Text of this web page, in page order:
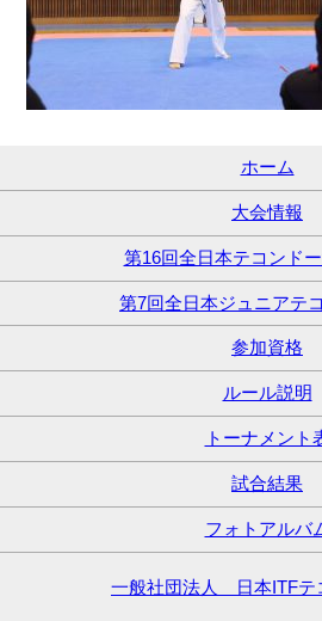
ホーム
大会情報
第16回全日本テコンド
第7回全日本ジュニアテ
参加資格
ルール説明
トーナメント
試合結果
フォトアルバ
一般社団法人 日本ITFテ